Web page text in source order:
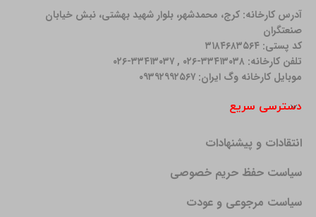
آدرس کارخانه: كرج، محمدشهر، بلوار شهید بهشتی، نبش خیابان
صنعتگران
کد پستی: ۳۱۸۴۶۸۳۵۶۴
تلفن کارخانه: ۳۳۴۱۳۰۳۸-۰۲۶ , ۳۳۴۱۳۰۳۷-۰۲۶
موبایل کارخانه وگ ایران: ۰۹۳۹۲۹۹۲۵۶۷
دسترسی سریع
انتقادات و پیشنهادات
سیاست حفظ حریم خصوصی
سیاست مرجوعی و عودت